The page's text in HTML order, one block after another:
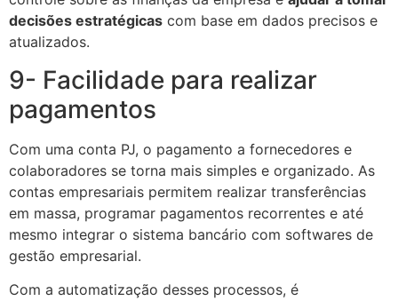
decisões estratégicas com base em dados precisos e
atualizados.
9- Facilidade para realizar
pagamentos
Com uma conta PJ, o pagamento a fornecedores e
colaboradores se torna mais simples e organizado. As
contas empresariais permitem realizar transferências
em massa, programar pagamentos recorrentes e até
mesmo integrar o sistema bancário com softwares de
gestão empresarial.
Com a automatização desses processos, é